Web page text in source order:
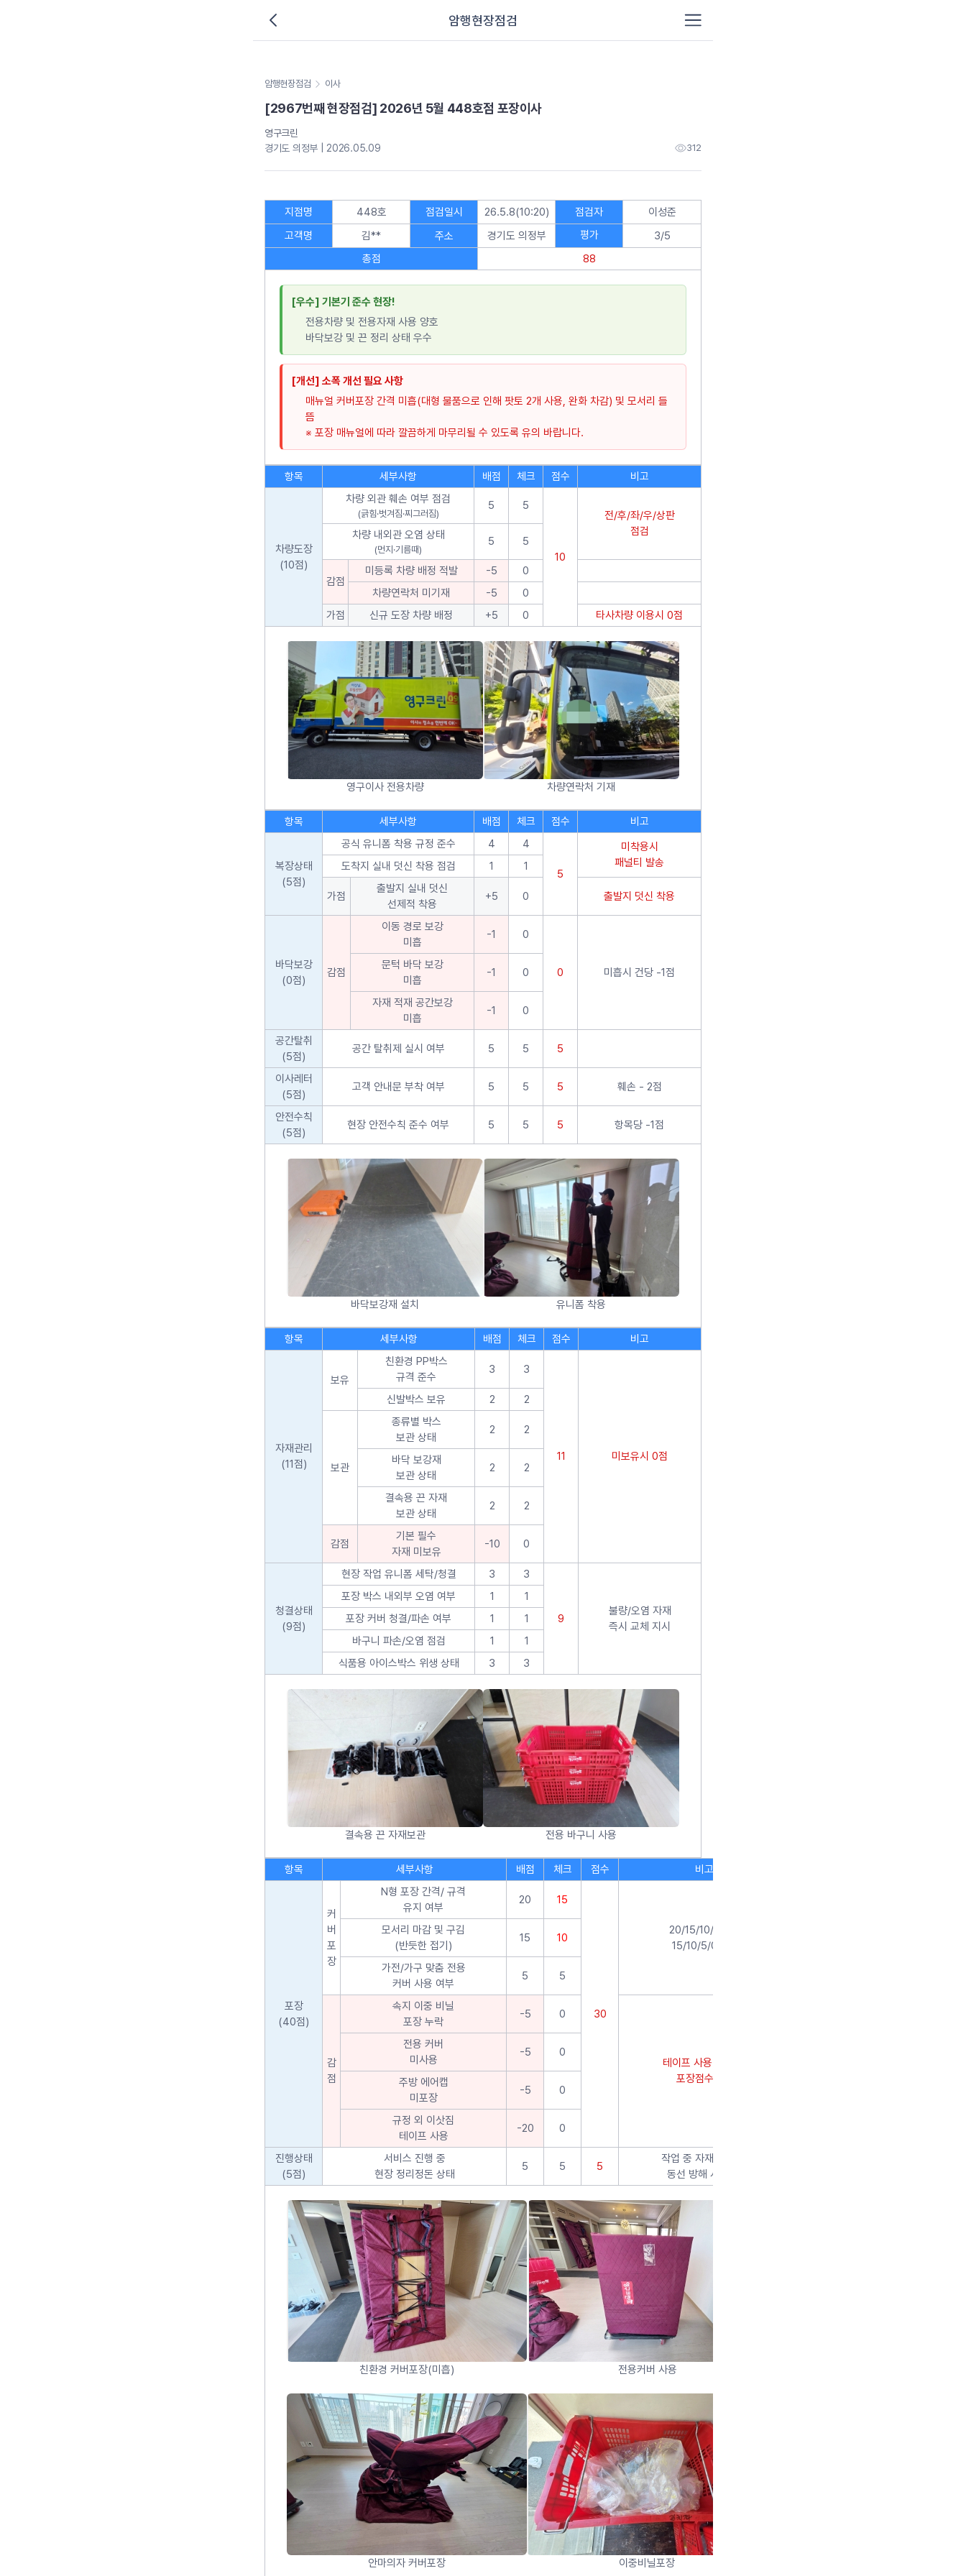
암행현장점검
암행현장점검 이사
[2967번째 현장점검] 2026년 5월 448호점 포장이사
영구크린
경기도 의정부 | 2026.05.09
312
지점명 448호 점검일시 26.5.8(10:20) 점검자
이성준
고객명
김** 주소 경기도 의정부 평가
3/5
총점
88
[우수] 기본기 준수 현장!
전용차량 및 전용자재 사용 양호
바닥보강 및 끈 정리 상태 우수
[개선] 소폭 개선 필요 사항
매뉴얼 커버포장 간격 미흡(대형 물품으로 인해 팟토 2개 사용, 완화 차감) 및 모서리 들
뜸
※ 포장 매뉴얼에 따라 깔끔하게 마무리될 수 있도록 유의 바랍니다.
항목 세부사항 배점 체크 점수 비고
차량도장
(10점)
차량 외관 훼손 여부 점검
(긁힘·벗겨짐·찌그러짐)
5 5
10
전/후/좌/우/상판
점검
차량 내외관 오염 상태
(먼지·기름때)
5 5
감점
미등록 차량 배정 적발 -5
0
차량연락처 미기재
-5
0
가점
신규 도장 차량 배정 +5 0 타사차량 이용시 0점
영구이사 전용차량 차량연락처 기재
항목 세부사항 배점 체크 점수 비고
복장상태
(5점)
공식 유니폼 착용 규정 준수 4 4
5
미착용시
패널티 발송
도착지 실내 덧신 착용 점검 1 1
가점
출발지 실내 덧신
선제적 착용
+5 0 출발지 덧신 착용
바닥보강
(0점)
감점
이동 경로 보강
미흡
-1 0
0 미흡시 건당 -1점
문턱 바닥 보강
미흡
-1 0
자재 적재 공간보강
미흡
-1 0
공간탈취
(5점)
공간 탈취제 실시 여부 5 5 5
이사레터
(5점)
고객 안내문 부착 여부 5 5 5 훼손 - 2점
안전수칙
(5점)
현장 안전수칙 준수 여부 5 5 5 항목당 -1점
바닥보강재 설치 유니폼 착용
항목 세부사항 배점 체크 점수 비고
자재관리
(11점)
보유
친환경 PP박스
규격 준수
3 3
11 미보유시 0점
신발박스 보유 2 2
보관
종류별 박스
보관 상태
2 2
바닥 보강재
보관 상태
2 2
결속용 끈 자재
보관 상태
2 2
감점
기본 필수
자재 미보유
-10 0
청결상태
(9점)
현장 작업 유니폼 세탁/청결 3 3
9
불량/오염 자재
즉시 교체 지시
포장 박스 내외부 오염 여부 1
1
포장 커버 청결/파손 여부
1
1
바구니 파손/오염 점검
1
1
식품용 아이스박스 위생 상태
3 3
결속용 끈 자재보관 전용 바구니 사용
항목 세부사항 배점 체크 점수 비고
포장
(40점)
커
버
포
장
N형 포장 간격/ 규격
유지 여부
20 15
30
20/15/10/0평가
15/10/5/0평가
모서리 마감 및 구김
(반듯한 접기)
15 10
가전/가구 맞춤 전용
커버 사용 여부
5 5
감
점
속지 이중 비닐
포장 누락
-5 0
테이프 사용 적발 시
포장점수 0점
전용 커버
미사용
-5 0
주방 에어캡
미포장
-5 0
규정 외 이삿짐
테이프 사용
-20 0
진행상태
(5점)
서비스 진행 중
현장 정리정돈 상태
5 5 5
작업 중 자재 방치 및
동선 방해 시 감점
친환경 커버포장(미흡) 전용커버 사용
안마의자 커버포장 이중비닐포장